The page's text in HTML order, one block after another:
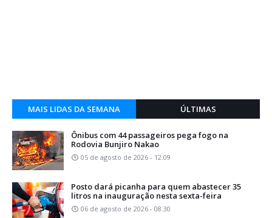
MAIS LIDAS DA SEMANA ÚLTIMAS
Ônibus com 44 passageiros pega fogo na
Rodovia Bunjiro Nakao
05 de agosto de 2026 - 12:09
Posto dará picanha para quem abastecer 35
litros na inauguração nesta sexta-feira
06 de agosto de 2026 - 08:30